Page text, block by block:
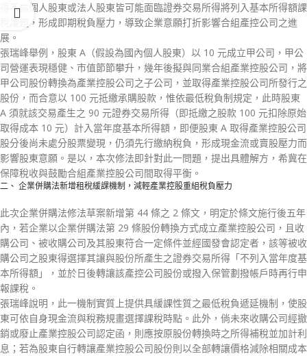
得不論個人股東或法人股東皆可能面臨證券交易所得將列入基本所得額課
稅議題，形成即期稅負壓力，導致企業意願打折影響合組產控公司之進
展。
張瑞峰舉例，股東 A（假設為國內個人股東）以 10 元成立甲公司，甲公
司營運表現穩健、市值節節攀升，幾年後擬與同業合組產業控股公司，將
甲公司股份轉換為產業控股公司之子公司，並取得產業控股公司所發行之
股份，而合意以 100 元抵繳承購股款，惟依最低稅負制規定，此時股東
A 須就該交易產生之 90 元證券交易所得（即抵繳之股款 100 元扣除原始
取得成本 10 元）計入當年度基本所得額，即便股東 A 取得產業控股公司
股分後尚未處分股票變現，仍須先行繳納稅負，形成現金流或賣股壓力而
影響股東意願。是以，本次修法即針對此一問題，提出具體解方，希冀在
保障稅收與鼓勵合組產業控股公司間取得平衡。
二、 企業併購法新增租稅緩課機制，減輕產業控股重組稅負壓力
此次企業併購法修法草案新增第 44 條之 2 條文，明定於條文施行後五年
內，若企業以企業併購法第 29 條股份轉換方式成立產業控股公司，且收
購公司、被收購公司及其股東符合一定條件並經國發會認定者，該等被收
購公司之股東得選擇其讓與股份所產生之證券交易所得「不列入當年度基
本所得額」，並於日後轉讓該產控公司股份或撥入保管劃撥帳戶時再行申
報課稅。
張瑞峰說明，此一機制實質上提供具緩課性質之最低稅負遞延機制，使股
東可依自身現金流與稅務規畫選擇課稅時點。此外，倘未來收購公司經撤
銷或廢止產業控股公司認定函，則應按原股份轉換時之所得補稅並加計利
息；若為股東自行轉讓產業控股公司股份則以全部轉讓價格減除相關成本